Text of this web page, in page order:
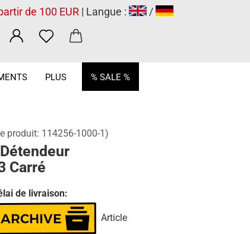
de 100 EUR | Langue : /
% SALE %
PLUS
produit: 114256-1000-1)
Carré
de livraison:
Article